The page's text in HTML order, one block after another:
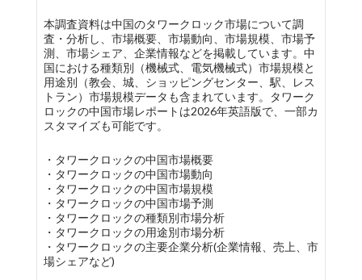
本調査資料は中国のタワークロック市場について調
査・分析し、市場概要、市場動向、市場規模、市場予
測、市場シェア、企業情報などを掲載しています。中
国における種類別（機械式、電気機械式）市場規模と
用途別（教会、城、ショッピングセンター、駅、レス
トラン）市場規模データも含まれています。タワーク
ロックの中国市場レポートは2026年英語版で、一部カ
スタマイズも可能です。
・タワークロックの中国市場概要
・タワークロックの中国市場動向
・タワークロックの中国市場規模
・タワークロックの中国市場予測
・タワークロックの種類別市場分析
・タワークロックの用途別市場分析
・タワークロックの主要企業分析(企業情報、売上、市
場シェアなど)